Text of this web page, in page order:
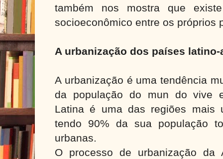
também nos mostra que
socioeconômico entre os próprios
A urbanização dos países
A urbanização é uma tendência
da população do mun do vive
Latina é uma das regiões mais
tendo 90% da sua população
urbanas.
O processo de urbanização da